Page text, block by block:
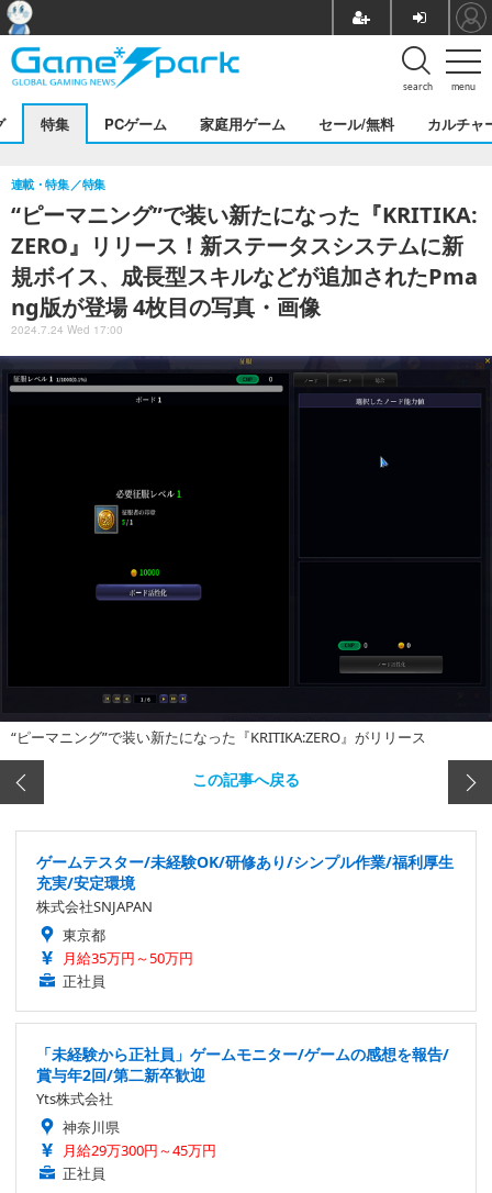
menu
search
特集 PCゲーム 家庭用ゲーム セール/無料 カルチャ
“ピーマニング”で装い新たになった『KRITIKA:
ZERO』リリース！新ステータスシステムに新
規ボイス、成長型スキルなどが追加されたPma
ng版が登場 4枚目の写真・画像
連載・特集 特集
2024.7.24 Wed 17:00
“ピーマニング”で装い新たになった『KRITIKA:ZERO』がリリース
この記事へ戻る
ゲームテスター/未経験OK/研修あり/シンプル作業/福利厚生
充実/安定環境
株式会社SNJAPAN
東京都
月給35万円～50万円
正社員
「未経験から正社員」ゲームモニター/ゲームの感想を報告/
賞与年2回/第二新卒歓迎
Yts株式会社
神奈川県
月給29万300円～45万円
正社員